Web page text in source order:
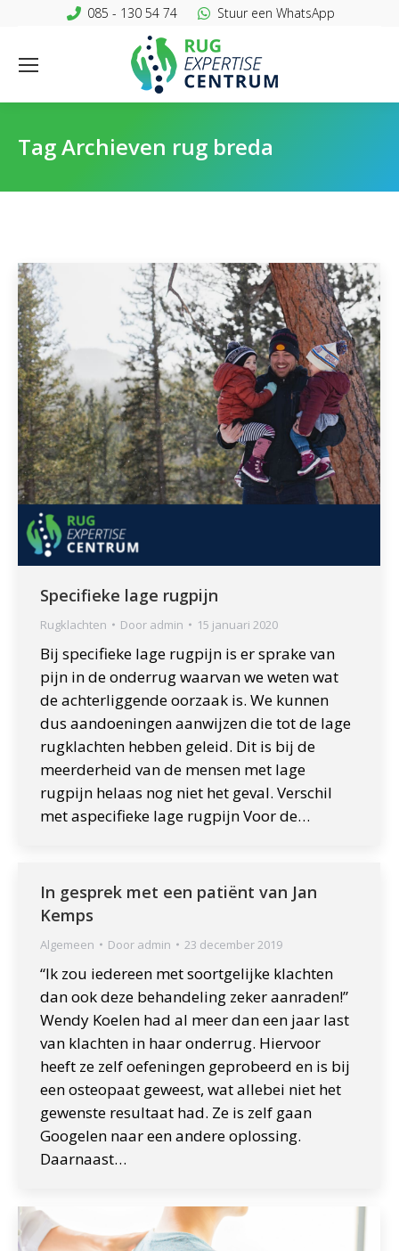
085 - 130 54 74 Stuur een WhatsApp
Tag Archieven rug breda
Specifieke lage rugpijn
Rugklachten Door admin 15 januari 2020
Bij specifieke lage rugpijn is er sprake van
pijn in de onderrug waarvan we weten wat
de achterliggende oorzaak is. We kunnen
dus aandoeningen aanwijzen die tot de lage
rugklachten hebben geleid. Dit is bij de
meerderheid van de mensen met lage
rugpijn helaas nog niet het geval. Verschil
met aspecifieke lage rugpijn Voor de…
In gesprek met een patiënt van Jan
Kemps
Algemeen Door admin 23 december 2019
“Ik zou iedereen met soortgelijke klachten
dan ook deze behandeling zeker aanraden!”
Wendy Koelen had al meer dan een jaar last
van klachten in haar onderrug. Hiervoor
heeft ze zelf oefeningen geprobeerd en is bij
een osteopaat geweest, wat allebei niet het
gewenste resultaat had. Ze is zelf gaan
Googelen naar een andere oplossing.
Daarnaast…